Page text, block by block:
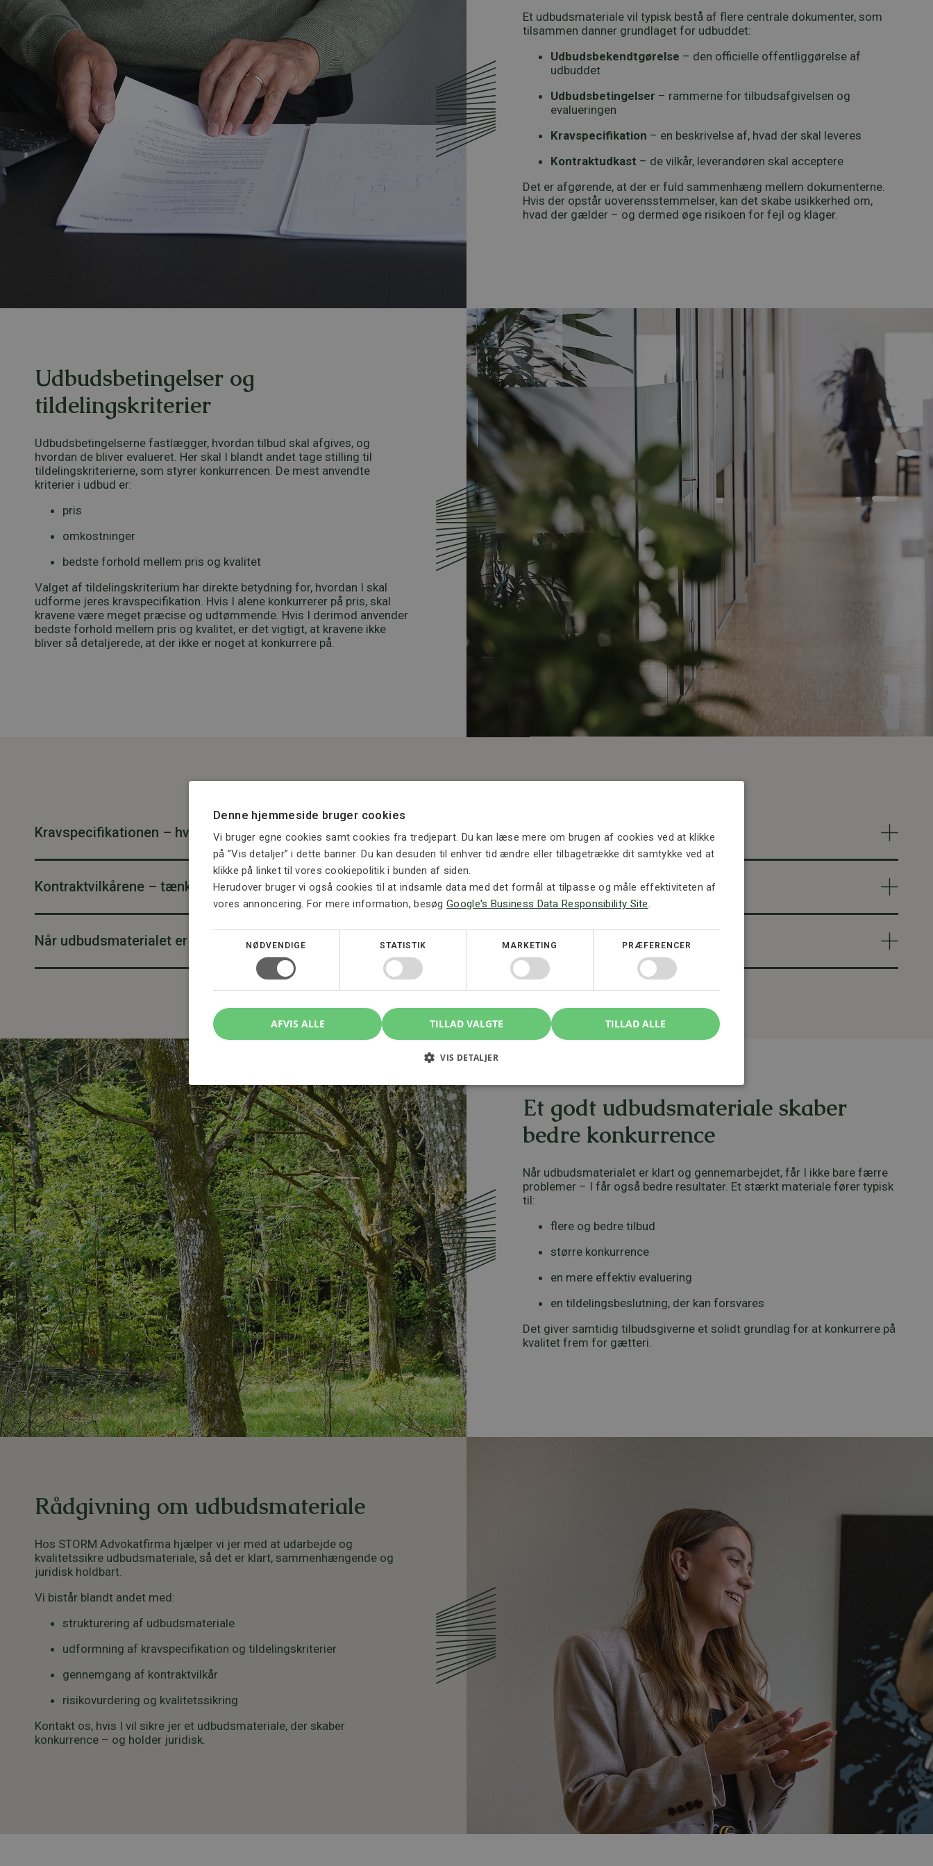
Et udbudsmateriale vil typisk bestå af flere centrale dokumenter, som
tilsammen danner grundlaget for udbuddet:
Udbudsbekendtgørelse – den officielle offentliggørelse af
udbuddet
Udbudsbetingelser – rammerne for tilbudsafgivelsen og
evalueringen
Kravspecifikation – en beskrivelse af, hvad der skal leveres
Kontraktudkast – de vilkår, leverandøren skal acceptere
Det er afgørende, at der er fuld sammenhæng mellem dokumenterne.
Hvis der opstår uoverensstemmelser, kan det skabe usikkerhed om,
hvad der gælder – og dermed øge risikoen for fejl og klager.
Udbudsbetingelser og
tildelingskriterier
Udbudsbetingelserne fastlægger, hvordan tilbud skal afgives, og
hvordan de bliver evalueret. Her skal I blandt andet tage stilling til
tildelingskriterierne, som styrer konkurrencen. De mest anvendte
kriterier i udbud er:
pris
omkostninger
bedste forhold mellem pris og kvalitet
Valget af tildelingskriterium har direkte betydning for, hvordan I skal
udforme jeres kravspecifikation. Hvis I alene konkurrerer på pris, skal
kravene være meget præcise og udtømmende. Hvis I derimod anvender
bedste forhold mellem pris og kvalitet, er det vigtigt, at kravene ikke
bliver så detaljerede, at der ikke er noget at konkurrere på.
Kravspecifikationen – hvad skal leveres?
Kontraktvilkårene – tænk risikoen ind
Når udbudsmaterialet er uklart
Et godt udbudsmateriale skaber
bedre konkurrence
Når udbudsmaterialet er klart og gennemarbejdet, får I ikke bare færre
problemer – I får også bedre resultater. Et stærkt materiale fører typisk
til:
flere og bedre tilbud
større konkurrence
en mere effektiv evaluering
en tildelingsbeslutning, der kan forsvares
Det giver samtidig tilbudsgiverne et solidt grundlag for at konkurrere på
kvalitet frem for gætteri.
Rådgivning om udbudsmateriale
Hos STORM Advokatfirma hjælper vi jer med at udarbejde og
kvalitetssikre udbudsmateriale, så det er klart, sammenhængende og
juridisk holdbart.
Vi bistår blandt andet med:
strukturering af udbudsmateriale
udformning af kravspecifikation og tildelingskriterier
gennemgang af kontraktvilkår
risikovurdering og kvalitetssikring
Kontakt os, hvis I vil sikre jer et udbudsmateriale, der skaber
konkurrence – og holder juridisk.
Denne hjemmeside bruger cookies
Vi bruger egne cookies samt cookies fra tredjepart. Du kan læse mere om brugen af cookies ved at klikke
på ”Vis detaljer” i dette banner. Du kan desuden til enhver tid ændre eller tilbagetrække dit samtykke ved at
klikke på linket til vores cookiepolitik i bunden af siden.
Herudover bruger vi også cookies til at indsamle data med det formål at tilpasse og måle effektiviteten af
vores annoncering. For mere information, besøgGoogle's Business Data Responsibility Site.
NØDVENDIGE STATISTIK MARKETING PRÆFERENCER
TILLAD VALGTE TILLAD ALLE
AFVIS ALLE
VIS DETALJER